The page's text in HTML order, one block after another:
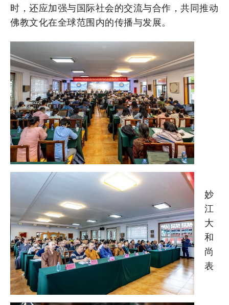
时，还应加强与国际社会的交流与合作，共同推动
佛教文化在全球范围内的传播与发展。
妙
江
大
和
尚
表